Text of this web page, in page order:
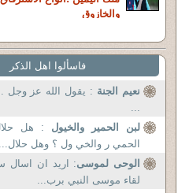
والخازوق
فاسألوا اهل الذكر
نعيم الجنة : يقول الله عز وجل
...
لبن الحمير والخيول : هل
الحمي ر والخي ول ؟ وهل حلال...
الوحى لموسى: اريد ان اسال
لقاء موسى النبي برب...